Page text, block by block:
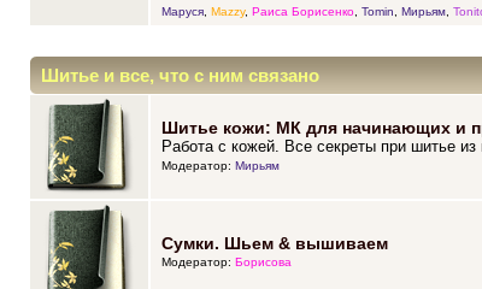
Маруся, Mazzy, Раиса Борисенко, Tomin Мирьям,
Шитье и все, что с ним связано
Шитье кожи: МК для начинающих и
Работа с кожей. Все секреты при шитье из
Модератор: Мирьям
Сумки. Шьем & вышиваем
Модератор: Борисова